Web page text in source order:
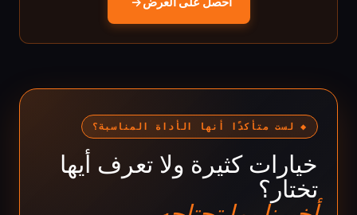
◆ لست متأكدًا أنها الأداة المناسبة؟
خيارات كثيرة ولا تعرف أيها
تختار؟